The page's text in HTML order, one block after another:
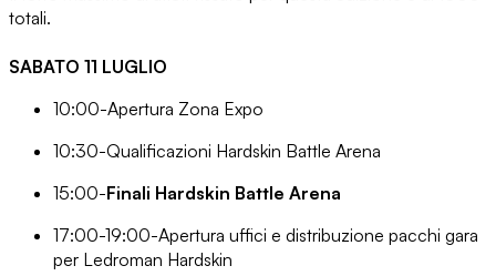
totali.
SABATO 11 LUGLIO
10:00-Apertura Zona Expo
10:30-Qualificazioni Hardskin Battle Arena
15:00-Finali Hardskin Battle Arena
17:00-19:00-Apertura uffici e distribuzione pacchi gara
per Ledroman Hardskin